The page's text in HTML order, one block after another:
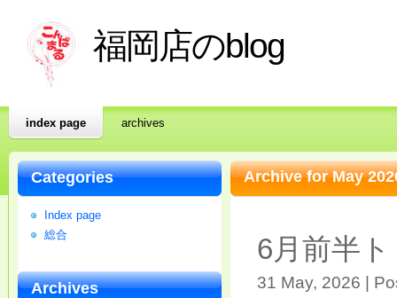
福岡店のblog
index page archives
Archive for May
6月前半
31 May, 2026 |
Categories
Index page
総合
Archives